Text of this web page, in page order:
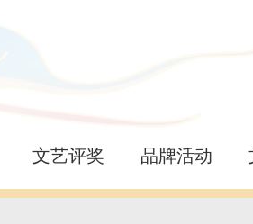
文艺评奖 品牌活动